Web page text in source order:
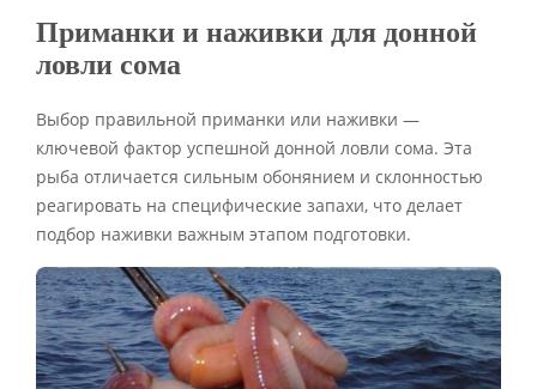
Приманки и наживки для донной
ловли сома
Выбор правильной приманки или наживки —
ключевой фактор успешной донной ловли сома. Эта
рыба отличается сильным обонянием и склонностью
реагировать на специфические запахи, что делает
подбор наживки важным этапом подготовки.